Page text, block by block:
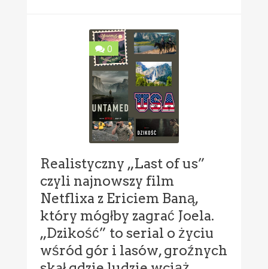
0
Realistyczny „Last of us”
czyli najnowszy film
Netflixa z Ericiem Baną,
który mógłby zagrać Joela.
„Dzikość” to serial o życiu
wśród gór i lasów, groźnych